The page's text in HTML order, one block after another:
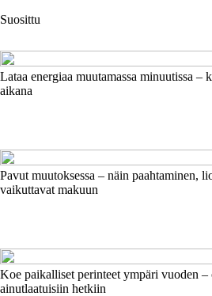
Suosittu
Lataa energiaa muutamassa minuutissa –
aikana
Pavut muutoksessa – näin paahtaminen,
vaikuttavat makuun
Koe paikalliset perinteet ympäri vuoden
ainutlaatuisiin hetkiin